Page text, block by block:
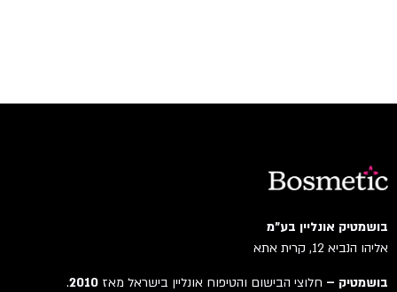
בושמטיק אונליין בע"מ
אליהו הנביא 12, קרית אתא
בושמטיק –חלוצי הבישום והטיפוח אונליין בישראל מאז2010
.